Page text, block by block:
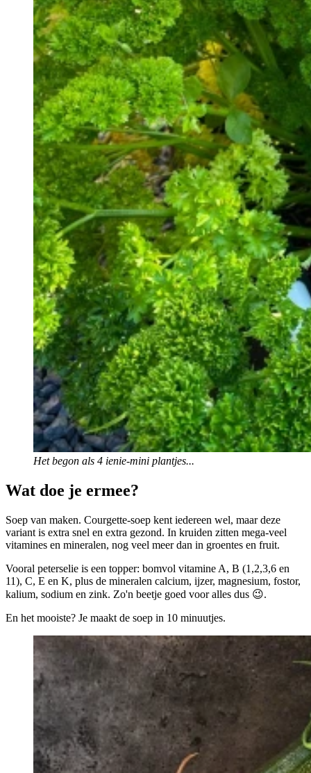
Het begon als 4 ienie-mini plantjes...
Wat doe je ermee?
Soep van maken. Courgette-soep kent iedereen wel, maar deze
variant is extra snel en extra gezond. In kruiden zitten mega-veel
vitamines en mineralen, nog veel meer dan in groentes en fruit.
Vooral peterselie is een topper: bomvol vitamine A, B (1,2,3,6 en
11), C, E en K, plus de mineralen calcium, ijzer, magnesium, fostor,
kalium, sodium en zink. Zo'n beetje goed voor alles dus 😉.
En het mooiste? Je maakt de soep in 10 minuutjes.